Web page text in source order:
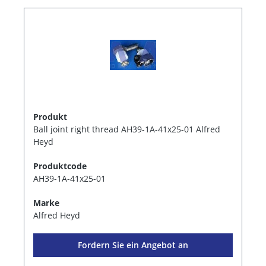
Produkt
Ball joint right thread AH39-1A-41x25-01 Alfred
Heyd
Produktcode
AH39-1A-41x25-01
Marke
Alfred Heyd
Fordern Sie ein Angebot an